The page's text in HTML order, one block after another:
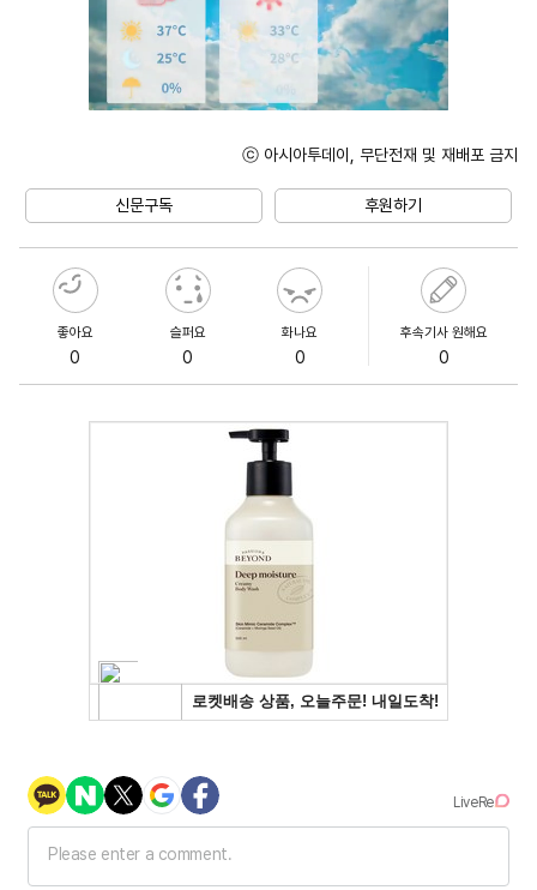
ⓒ 아시아투데이, 무단전재 및 재배포 금지
신문구독 후원하기
좋아요
0
슬퍼요
0
화나요
0
후속기사 원해요
0